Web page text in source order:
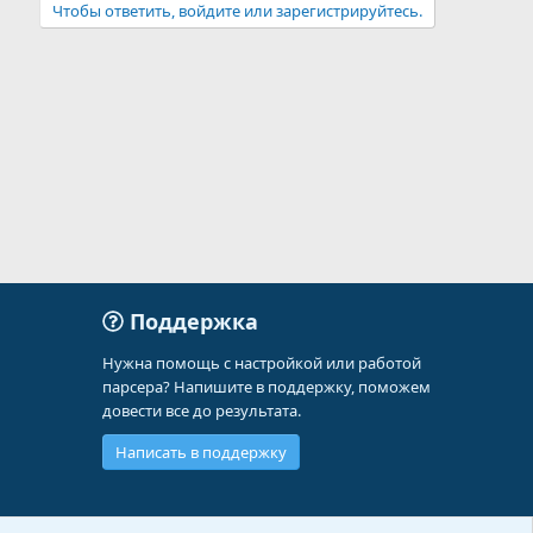
Чтобы ответить, войдите или зарегистрируйтесь.
Поддержка
Нужна помощь с настройкой или работой
парсера? Напишите в поддержку, поможем
довести все до результата.
Написать в поддержку